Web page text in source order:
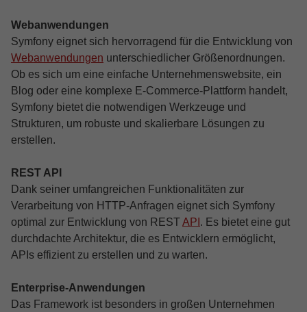
Webanwendungen
Symfony eignet sich hervorragend für die Entwicklung von
Webanwendungen unterschiedlicher Größenordnungen.
Ob es sich um eine einfache Unternehmenswebsite, ein
Blog oder eine komplexe E-Commerce-Plattform handelt,
Symfony bietet die notwendigen Werkzeuge und
Strukturen, um robuste und skalierbare Lösungen zu
erstellen.
REST API
Dank seiner umfangreichen Funktionalitäten zur
Verarbeitung von HTTP-Anfragen eignet sich Symfony
optimal zur Entwicklung von RESTAPI . Es bietet eine gut
durchdachte Architektur, die es Entwicklern ermöglicht,
APIs effizient zu erstellen und zu warten.
Enterprise-Anwendungen
Das Framework ist besonders in großen Unternehmen